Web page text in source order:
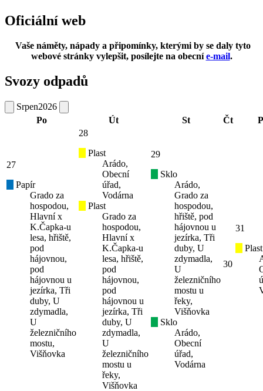
Oficiální web
Vaše náměty, nápady a připomínky, kterými by se daly tyto
webové stránky vylepšit, posílejte na obecníe-mail.
Svozy odpadů
Srpen2026
Po
Út St Čt
27
Papír
Grado za
hospodou,
Hlavní x
K.Čapka-u
lesa, hřiště,
pod
hájovnou,
pod
hájovnou u
jezírka, Tři
duby, U
zdymadla,
U
železničního
mostu,
Višňovka
28
Plast
Arádo,
Obecní
úřad,
Vodárna
Plast
Grado za
hospodou,
Hlavní x
K.Čapka-u
lesa, hřiště,
pod
hájovnou,
pod
hájovnou u
jezírka, Tři
duby, U
zdymadla,
U
železničního
mostu u
řeky,
Višňovka
29
Sklo
Arádo,
Grado za
hospodou,
hřiště, pod
hájovnou u
jezírka, Tři
duby, U
zdymadla,
U
železničního
mostu u
řeky,
Višňovka
Sklo
Arádo,
Obecní
úřad,
Vodárna
30
31
Plast